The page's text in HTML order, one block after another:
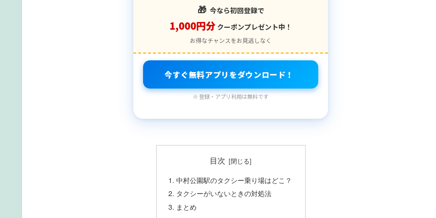
🎁 今なら初回登録で
1,000円分 クーポンプレゼント中！
お得なチャンスをお見逃しなく
今すぐ無料アプリをダウンロード！
※ 登録・アプリ利用は無料です
目次
中村公園駅のタクシー乗り場はどこ？
タクシーがいないときの対処法
まとめ